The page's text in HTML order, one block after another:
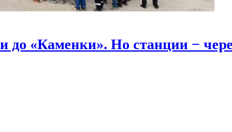
«Каменки». Но станции −